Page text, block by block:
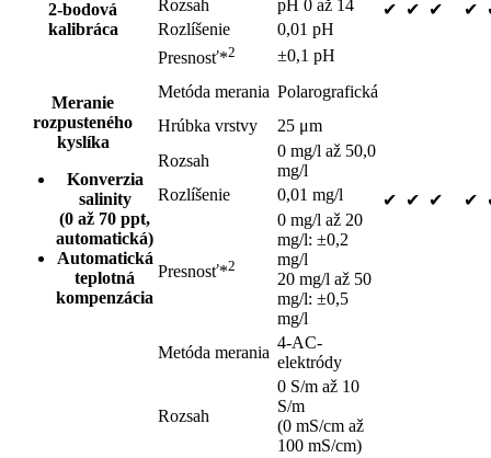
2-bodová
kalibráca
✔
✔ ✔ ✔
Rozsah
pH 0 až 14
Rozlíšenie
0,01 pH
Presnosť*2 ±0,1 pH
Meranie
rozpusteného
kyslíka
Konverzia
salinity
(0 až 70 ppt,
automatická)
Automatická
teplotná
kompenzácia
Metóda merania Polarografická
✔ ✔ ✔ ✔
Hrúbka vrstvy
25 μm
Rozsah
0 mg/l až 50,0
mg/l
Rozlíšenie
0,01 mg/l
Presnosť*2
0 mg/l až 20
mg/l: ±0,2
mg/l
20 mg/l až 50
mg/l: ±0,5
mg/l
Metóda merania
4-AC-
elektródy
Rozsah
0 S/m až 10
S/m
(0 mS/cm až
100 mS/cm)